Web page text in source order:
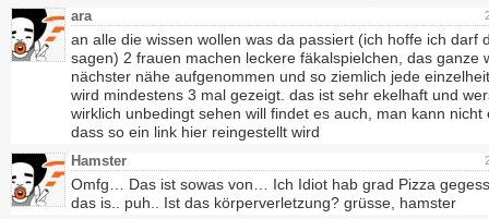
ara
an alle die wissen wollen was da passiert (ich hoffe ich darf
sagen) 2 frauen machen leckere fäkalspielchen, das ganze
nächster nähe aufgenommen und so ziemlich jede
wird mindestens 3 mal gezeigt. das ist sehr ekelhaft und
wirklich unbedingt sehen will findet es auch, man kann nicht
dass so ein link hier reingestellt wird
Hamster
Omfg… Das ist sowas von… Ich Idiot hab grad Pizza
das is.. puh.. Ist das körperverletzung? grüsse, hamster